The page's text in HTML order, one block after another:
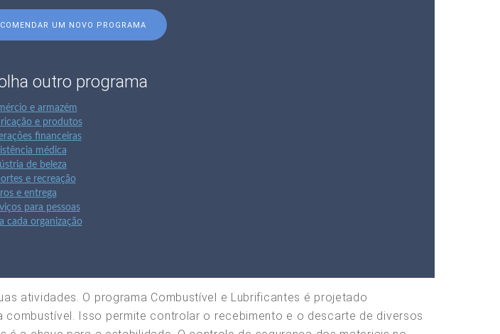
UM NOVO PROGRAMA
outro programa
e armazém
e produtos
financeiras
médica
de beleza
e recreação
e entrega
para pessoas
cada organização
atividades. O programa Combustível e Lubrificantes é projetado
Isso permite controlar o recebimento e o descarte de diversos